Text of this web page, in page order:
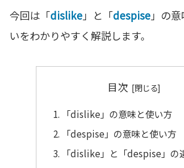
今回は「dislike」と「despise」の
いをわかりやすく解説します。
目次
「dislike」の意味と使い方
「despise」の意味と使い方
「dislike」と「despise」の